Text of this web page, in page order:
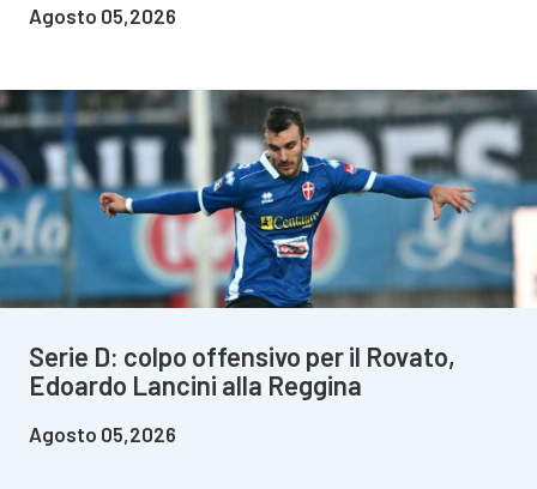
Agosto 05,2026
Serie D: colpo offensivo per il Rovato,
Edoardo Lancini alla Reggina
Agosto 05,2026